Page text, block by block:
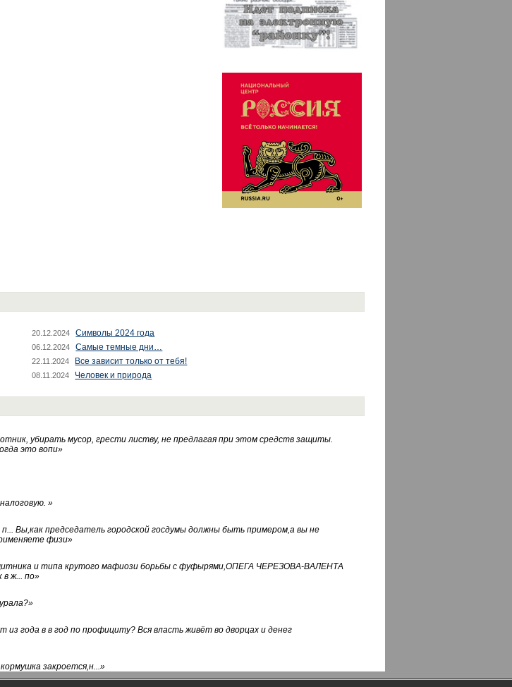
20.12.2024 Символы 2024 года
06.12.2024 Самые темные дни…
22.11.2024 Все зависит только от тебя!
08.11.2024 Человек и природа
убирать мусор, грести листву, не предлагая при этом средств защиты.
это вопи»
»
Вы,как председатель городской госдумы должны быть примером,а вы не
физи»
и типа крутого мафиози борьбы с фуфырями,ОПЕГА ЧЕРЕЗОВА-ВАЛЕНТА
в ж... по»
»
года в в год по профициту? Вся власть живёт во дворцах и денег
закроется,н...»